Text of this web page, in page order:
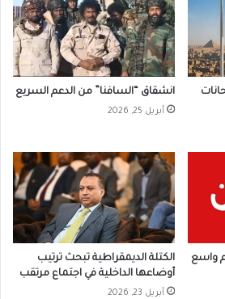
انشقاق “السافنا” من الدعم السريع
أبريل 25, 2026
واسع
الكتلة الديمقراطية تبحث ترتيب
أوضاعها الداخلية في اجتماع مرتقب
أبريل 23, 2026